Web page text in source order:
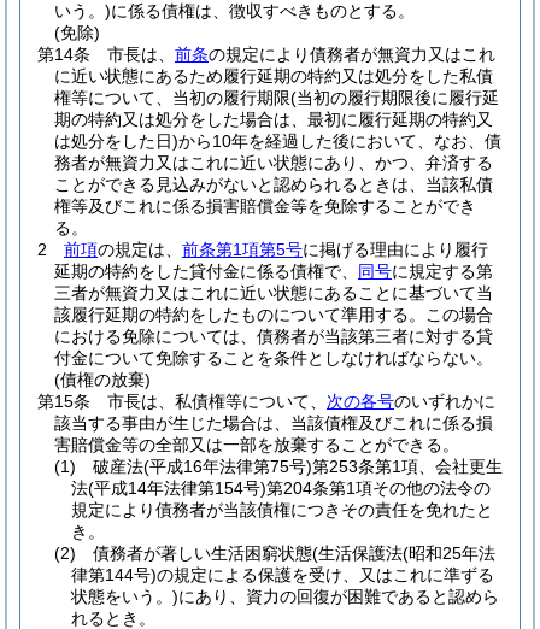
いう。)に係る債権は、徴収すべきものとする。
(免除)
第14条
市長は、 前条の規定により債務者が無資力又はこれ
に近い状態にあるため履行延期の特約又は処分をした私債
権等について、当初の履行期限(当初の履行期限後に履行延
期の特約又は処分をした場合は、最初に履行延期の特約又
は処分をした日)から10年を経過した後において、なお、債
務者が無資力又はこれに近い状態にあり、かつ、弁済する
ことができる見込みがないと認められるときは、当該私債
権等及びこれに係る損害賠償金等を免除することができ
る。
2
前項の規定は、 前条第1項第5号に掲げる理由により履行
延期の特約をした貸付金に係る債権で、 同号に規定する第
三者が無資力又はこれに近い状態にあることに基づいて当
該履行延期の特約をしたものについて準用する。
この場合
における免除については、債務者が当該第三者に対する貸
付金について免除することを条件としなければならない。
(債権の放棄)
第15条
市長は、私債権等について、 次の各号のいずれかに
該当する事由が生じた場合は、当該債権及びこれに係る損
害賠償金等の全部又は一部を放棄することができる。
(1)
破産法(平成16年法律第75号)第253条第1項、会社更生
法(平成14年法律第154号)第204条第1項その他の法令の
規定により債務者が当該債権につきその責任を免れたと
き。
(2)
債務者が著しい生活困窮状態(生活保護法(昭和25年法
律第144号)の規定による保護を受け、又はこれに準ずる
状態をいう。)にあり、資力の回復が困難であると認めら
れるとき。